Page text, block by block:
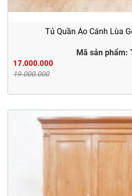
Tủ Quần Áo Cánh Lùa
Mã sản phẩm:
17.000.000
19.000.000